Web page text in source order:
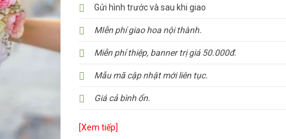
Gửi hình trước và sau khi giao
MIễn phí giao hoa nội thành.
Miễn phí thiệp, banner trị giá 50.000đ.
Mẫu mã cập nhật mới liên tục.
Giá cả bình ổn.
[Xem tiếp]